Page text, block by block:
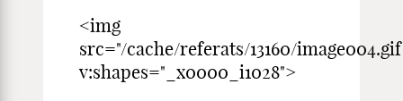
<img
src="/cache/referats/13160/
v:shapes="_x0000_i1028">